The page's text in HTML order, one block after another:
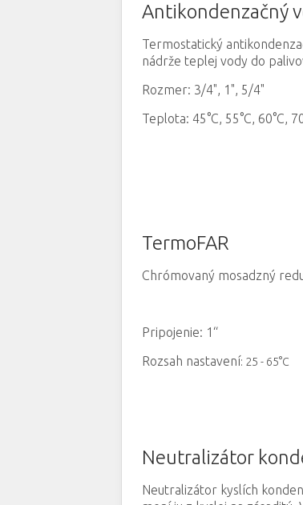
Antikondenzačný
Termostatický
nádrže teplej vody do
Rozmer: 3/4", 1", 5/4"
Teplota: 45°C, 55°C, 60°C,
TermoFAR
Chrómovaný mosadzný
Pripojenie: 1“
Rozsah nastavení: 25 - 65°C
Neutralizátor
Neutralizátor kyslích